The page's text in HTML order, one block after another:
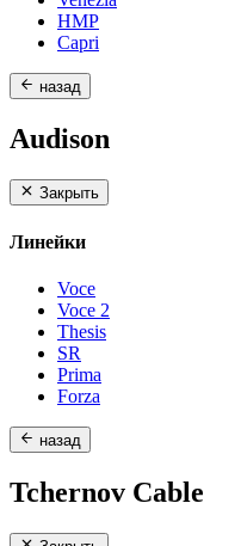
HMP
Capri
назад
Audison
Закрыть
Линейки
Voce
Voce 2
Thesis
SR
Prima
Forza
назад
Tchernov Cable